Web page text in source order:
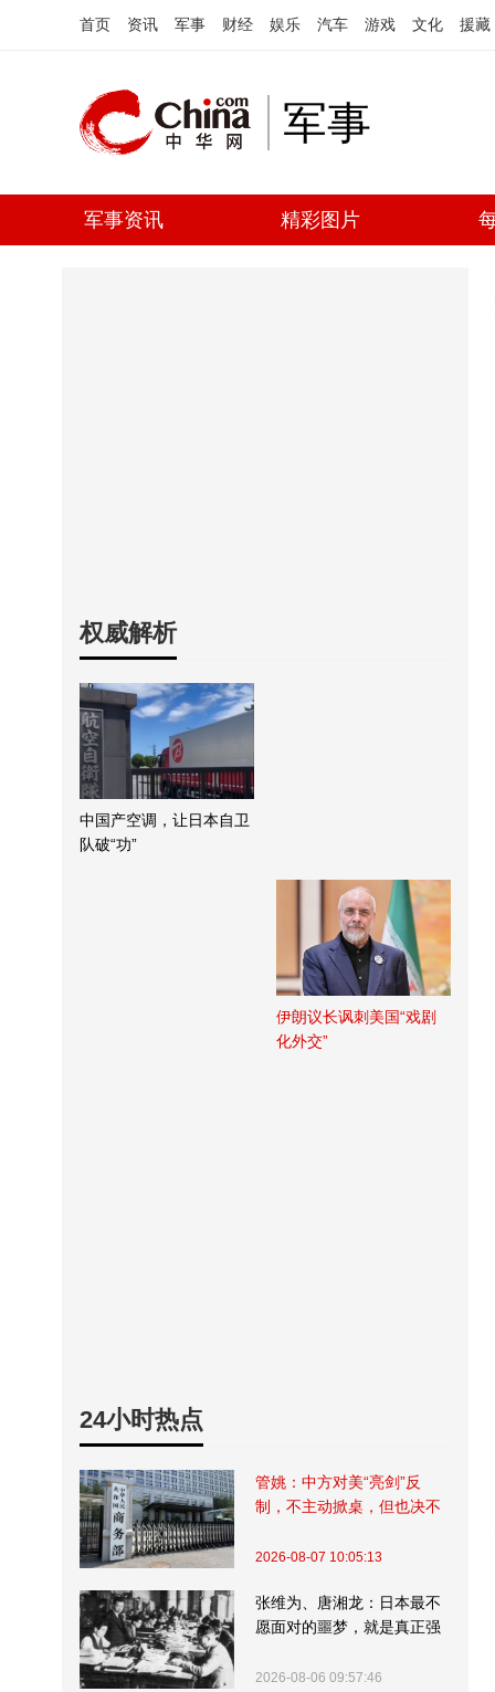
首页 资讯 军事 财经 娱乐 汽车 游戏 文化 援藏
军事
军事资讯 精彩图片
权威解析
中国产空调，让日本自卫
队破“功”
伊朗议长讽刺美国“戏剧
化外交”
24小时热点
管姚：中方对美“亮剑”反
制，不主动掀桌，但也决不
2026-08-07 10:05:13
张维为、唐湘龙：日本最不
愿面对的噩梦，就是真正强
2026-08-06 09:57:46